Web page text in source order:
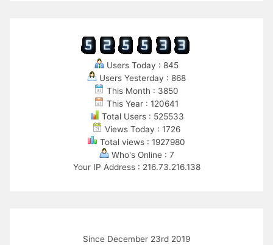
Users Today : 845
Users Yesterday : 868
This Month : 3850
This Year : 120641
Total Users : 525533
Views Today : 1726
Total views : 1927980
Who's Online : 7
Your IP Address : 216.73.216.138
Since December 23rd 2019